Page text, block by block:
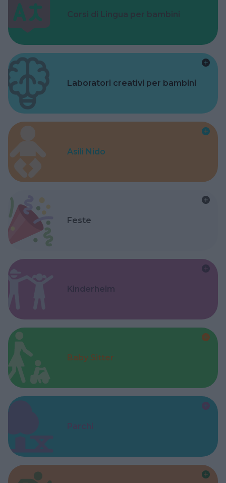
Corsi di Lingua per bambini
Laboratori creativi per bambini
Asili Nido
Feste
Kinderheim
Baby Sitter
Parchi